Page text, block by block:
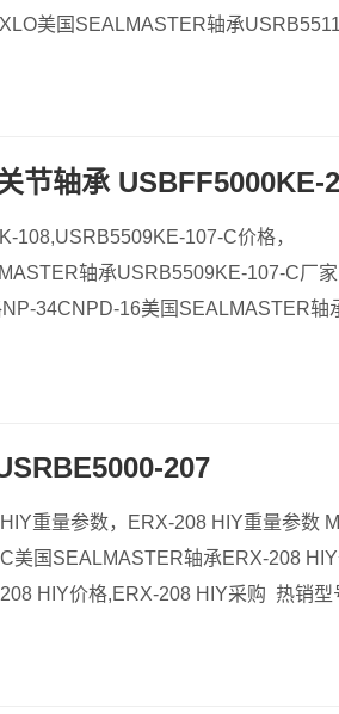
美国SEALMASTER轴承
节轴承 USBFF5000KE-
108,USRB5509KE-107-C价格，
轴承USRB5509KE-107-C厂
34CNPD-16美国SEALMASTER轴
207
重量参数，ERX-208 HIY重量参数
美国SEALMASTER轴承ERX-208
HIY价格,ERX-208 HIY采购 热销型